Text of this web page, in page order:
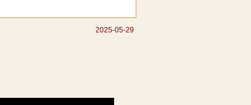
2025-05-29